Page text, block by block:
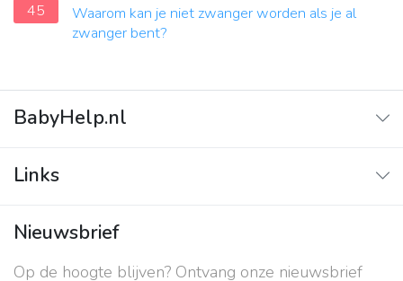
45
Waarom kan je niet zwanger worden als je al
zwanger bent?
BabyHelp.nl
Vraag & Antwoord
Links
Contact
Over ons
Nieuwsbrief
Op de hoogte blijven? Ontvang onze nieuwsbrief